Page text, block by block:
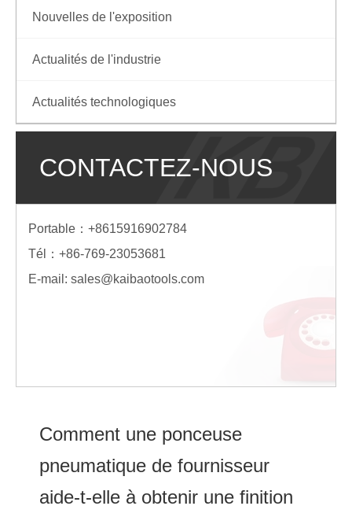
Nouvelles de l'exposition
Actualités de l'industrie
Actualités technologiques
CONTACTEZ-NOUS
Portable：+8615916902784
Tél：+86-769-23053681
E-mail: sales@kaibaotools.com
Comment une ponceuse
pneumatique de fournisseur
aide-t-elle à obtenir une finition